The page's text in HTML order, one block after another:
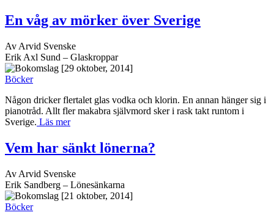
En våg av mörker över Sverige
Av Arvid Svenske
Erik Axl Sund – Glaskroppar
[29 oktober, 2014]
Böcker
Någon dricker flertalet glas vodka och klorin. En annan hänger sig i
pianotråd. Allt fler makabra självmord sker i rask takt runtom i
Sverige. Läs mer
Vem har sänkt lönerna?
Av Arvid Svenske
Erik Sandberg – Lönesänkarna
[21 oktober, 2014]
Böcker